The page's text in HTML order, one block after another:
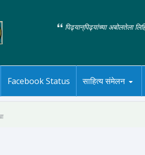
पिढ्यान्‌पिढ्यांच्या अबोलतेला
Facebook Status साहित्य संमेलन